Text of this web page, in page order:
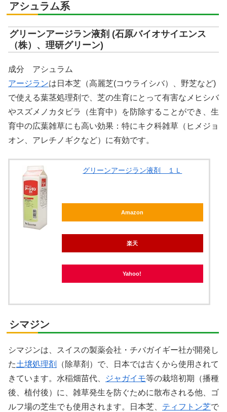
アシュラム系
グリーンアージラン液剤 (石原バイオサイエンス
（株）、理研グリーン)
成分 アシュラム
アージランは日本芝（高麗芝(コウライシバ）、野芝など)
で使える葉茎処理剤で、芝の生育にとって有害なメヒシバ
やスズメノカタビラ（生育中）を防除することができ、生
育中の広葉雑草にも高い効果：特にキク科雑草（ヒメジョ
オン、アレチノギクなど）に有効です。
グリーンアージラン液剤 １Ｌ
Amazon
楽天
Yahoo!
シマジン
シマジンは、スイスの製薬会社・チバガイギー社が開発し
た土壌処理剤
（除草剤）で、日本では古くから使用されて
きています。水稲畑苗代、
ジャガイモ等の栽培初期（播種
後、植付後）に、雑草発生を防ぐために散布される他、ゴ
ルフ場の芝生でも使用されます。日本芝、 ティフトン芝で